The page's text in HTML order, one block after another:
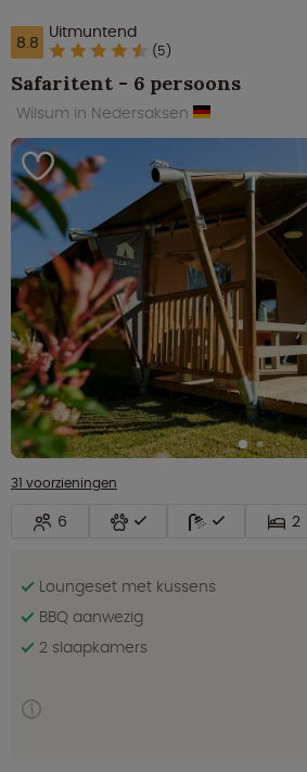
8.8 Uitmuntend
(5)
Safaritent - 6 persoons
Wilsum in Nedersaksen
31 voorzieningen
6 2
Loungeset met kussens
BBQ aanwezig
2 slaapkamers